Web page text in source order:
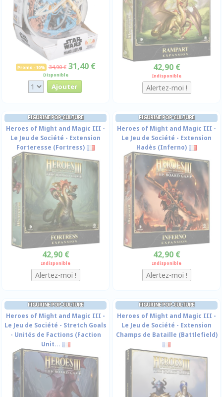
Promo -10% 34,90 € 31,40 €
Disponible
42,90 €
Indisponible
FIGURINE POP-CULTURE
Heroes of Might and Magic III -
Le Jeu de Société - Extension
Forteresse (Fortress)
42,90 €
Indisponible
FIGURINE POP-CULTURE
Heroes of Might and Magic III -
Le Jeu de Société - Extension
Hadès (Inferno)
42,90 €
Indisponible
FIGURINE POP-CULTURE
Heroes of Might and Magic III -
Le Jeu de Société - Stretch Goals
- Unités de Factions (Faction
Unit...
FIGURINE POP-CULTURE
Heroes of Might and Magic III -
Le Jeu de Société - Extension
Champs de Bataille (Battlefield)